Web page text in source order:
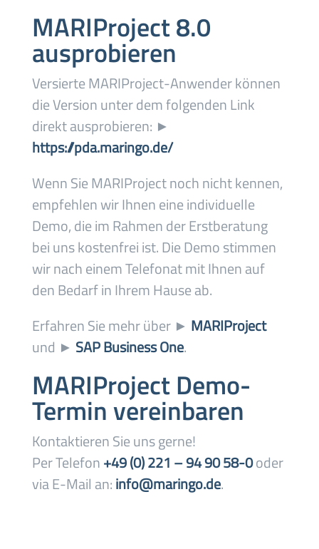
MARIProject 8.0
ausprobieren
Versierte MARIProject-Anwender können
die Version unter dem folgenden Link
direkt ausprobieren: ►
https://pda.maringo.de/
Wenn Sie MARIProject noch nicht kennen,
empfehlen wir Ihnen eine individuelle
Demo, die im Rahmen der Erstberatung
bei uns kostenfrei ist. Die Demo stimmen
wir nach einem Telefonat mit Ihnen auf
den Bedarf in Ihrem Hause ab.
Erfahren Sie mehr über ► MARIProject
und ► SAP Business One.
MARIProject Demo-
Termin vereinbaren
Kontaktieren Sie uns gerne!
Per Telefon+49 (0) 221 – 94 90 58-0oder
via E-Mail an:info@maringo.de.